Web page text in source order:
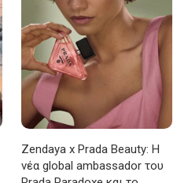
Zendaya x Prada Beauty: Η
νέα global ambassador του